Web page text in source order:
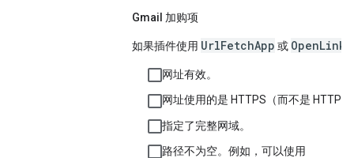
Gmail 加购项
如果插件使用 UrlFetchApp 或
网址有效。
网址使用的是 HTTPS（而不是 HTTP
指定了完整网域。
路径不为空。例如，可以使用